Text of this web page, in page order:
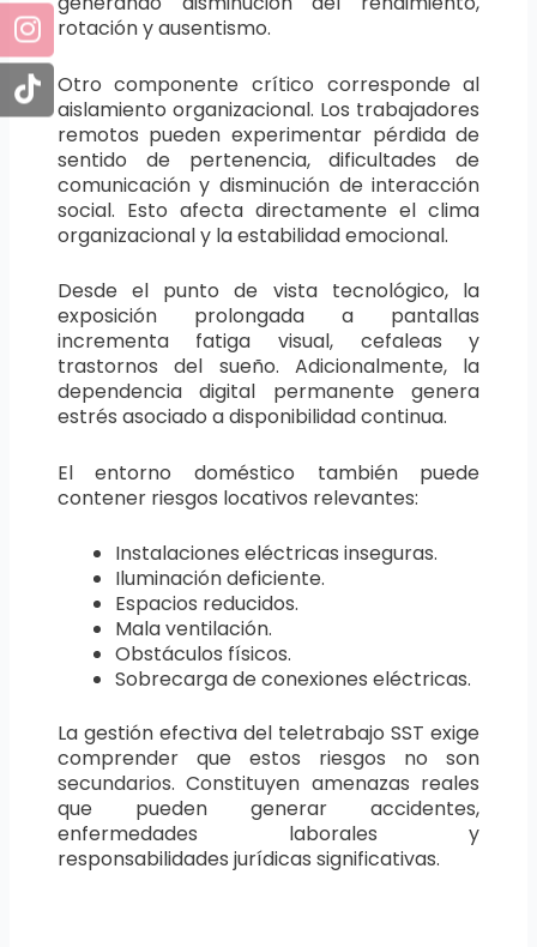
rotación y ausentismo.
Otro componente crítico corresponde al
aislamiento organizacional. Los trabajadores
remotos pueden experimentar pérdida de
sentido de pertenencia, dificultades de
comunicación y disminución de interacción
social. Esto afecta directamente el clima
organizacional y la estabilidad emocional.
Desde el punto de vista tecnológico, la
exposición prolongada a pantallas
incrementa fatiga visual, cefaleas y
trastornos del sueño. Adicionalmente, la
dependencia digital permanente genera
estrés asociado a disponibilidad continua.
El entorno doméstico también puede
contener riesgos locativos relevantes:
Instalaciones eléctricas inseguras.
Iluminación deficiente.
Espacios reducidos.
Mala ventilación.
Obstáculos físicos.
Sobrecarga de conexiones eléctricas.
La gestión efectiva del teletrabajo SST exige
comprender que estos riesgos no son
secundarios. Constituyen amenazas reales
que pueden generar accidentes,
enfermedades laborales y
responsabilidades jurídicas significativas.